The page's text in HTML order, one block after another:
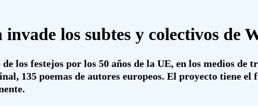
invade los subtes y colectivos de
los festejos por los 50 años de la UE, en los medios de
135 poemas de autores europeos. El proyecto tiene